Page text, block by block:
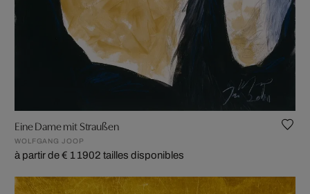
Eine Dame mit Straußen
WOLFGANG JOOP
à partir de € 1 1902 tailles disponibles